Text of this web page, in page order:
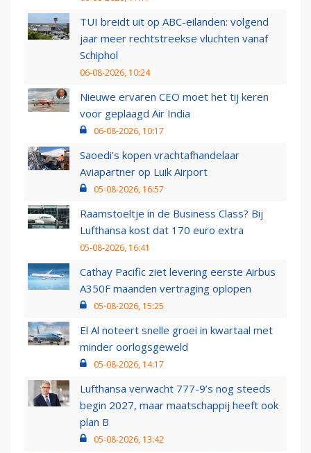
TUI breidt uit op ABC-eilanden: volgend
jaar meer rechtstreekse vluchten vanaf
Schiphol
06-08-2026, 10:24
Nieuwe ervaren CEO moet het tij keren
voor geplaagd Air India
06-08-2026, 10:17
Saoedi’s kopen vrachtafhandelaar
Aviapartner op Luik Airport
05-08-2026, 16:57
Raamstoeltje in de Business Class? Bij
Lufthansa kost dat 170 euro extra
05-08-2026, 16:41
Cathay Pacific ziet levering eerste Airbus
A350F maanden vertraging oplopen
05-08-2026, 15:25
El Al noteert snelle groei in kwartaal met
minder oorlogsgeweld
05-08-2026, 14:17
Lufthansa verwacht 777-9’s nog steeds
begin 2027, maar maatschappij heeft ook
plan B
05-08-2026, 13:42